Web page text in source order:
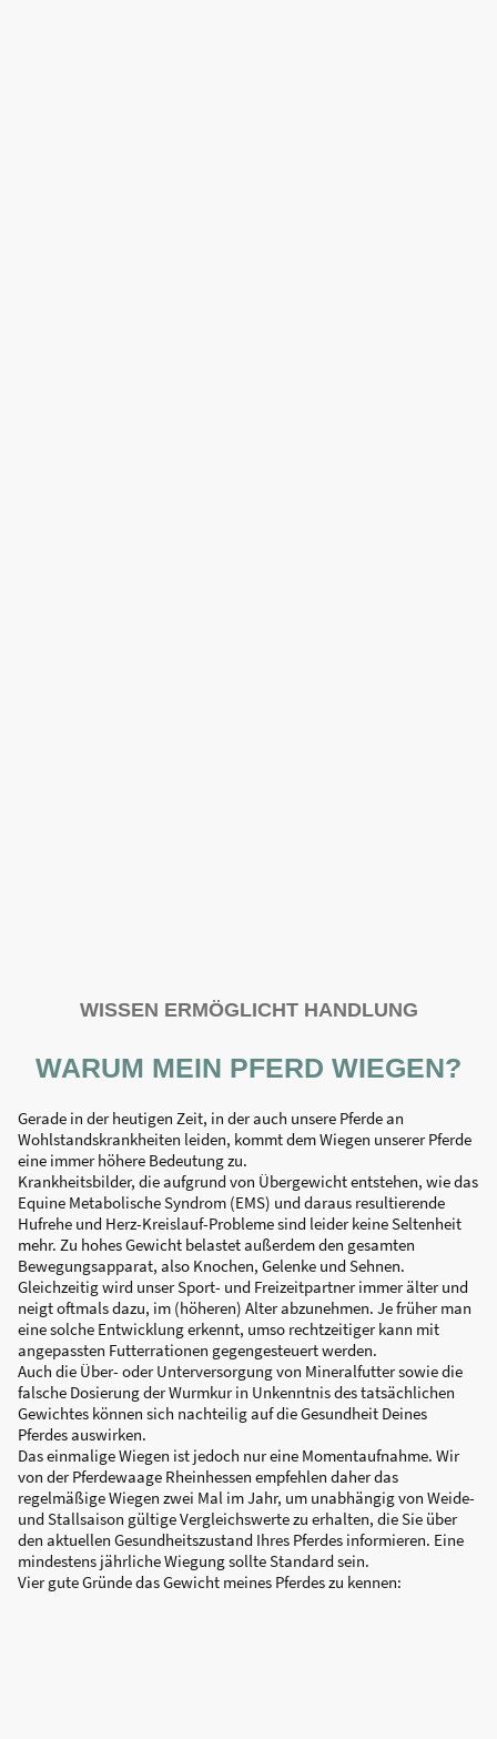
WISSEN ERMÖGLICHT HANDLUNG
WARUM MEIN PFERD WIEGEN?
Gerade in der heutigen Zeit, in der auch unsere Pferde an
Wohlstandskrankheiten leiden, kommt dem Wiegen unserer Pferde
eine immer höhere Bedeutung zu.
Krankheitsbilder, die aufgrund von Übergewicht entstehen, wie das
Equine Metabolische Syndrom (EMS) und daraus resultierende
Hufrehe und Herz-Kreislauf-Probleme sind leider keine Seltenheit
mehr. Zu hohes Gewicht belastet außerdem den gesamten
Bewegungsapparat, also Knochen, Gelenke und Sehnen.
Gleichzeitig wird unser Sport- und Freizeitpartner immer älter und
neigt oftmals dazu, im (höheren) Alter abzunehmen. Je früher man
eine solche Entwicklung erkennt, umso rechtzeitiger kann mit
angepassten Futterrationen gegengesteuert werden.
Auch die Über- oder Unterversorgung von Mineralfutter sowie die
falsche Dosierung der Wurmkur in Unkenntnis des tatsächlichen
Gewichtes können sich nachteilig auf die Gesundheit Deines
Pferdes auswirken.
Das einmalige Wiegen ist jedoch nur eine Momentaufnahme. Wir
von der Pferdewaage Rheinhessen empfehlen daher das
regelmäßige Wiegen zwei Mal im Jahr, um unabhängig von Weide-
und Stallsaison gültige Vergleichswerte zu erhalten, die Sie über
den aktuellen Gesundheitszustand Ihres Pferdes informieren. Eine
mindestens jährliche Wiegung sollte Standard sein.
Vier gute Gründe das Gewicht meines Pferdes zu kennen: